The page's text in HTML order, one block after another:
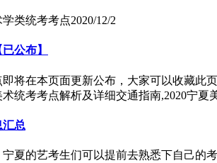
学类统考考点2020/12/2
公布】
将在本页面更新公布，大家可以收藏此
术统考考点解析及详细交通指南,2020宁夏
汇总
夏的艺考生们可以提前去熟悉下自己的